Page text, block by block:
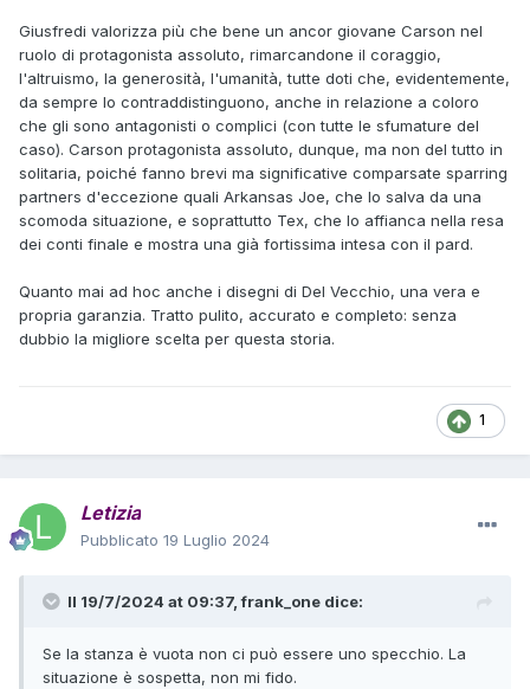
Giusfredi valorizza più che bene un ancor giovane Carson nel
ruolo di protagonista assoluto, rimarcandone il coraggio,
l'altruismo, la generosità, l'umanità, tutte doti che, evidentemente,
da sempre lo contraddistinguono, anche in relazione a coloro
che gli sono antagonisti o complici (con tutte le sfumature del
caso). Carson protagonista assoluto, dunque, ma non del tutto in
solitaria, poiché fanno brevi ma significative comparsate sparring
partners d'eccezione quali Arkansas Joe, che lo salva da una
scomoda situazione, e soprattutto Tex, che lo affianca nella resa
dei conti finale e mostra una già fortissima intesa con il pard.
Quanto mai ad hoc anche i disegni di Del Vecchio, una vera e
propria garanzia. Tratto pulito, accurato e completo: senza
dubbio la migliore scelta per questa storia.
1
Letizia
Pubblicato 19 Luglio 2024
Il 19/7/2024 at 09:37,frank_one dice:
Se la stanza è vuota non ci può essere uno specchio. La
situazione è sospetta, non mi fido.